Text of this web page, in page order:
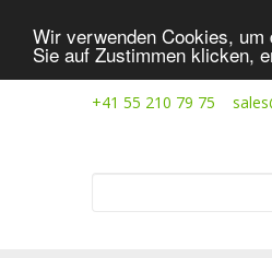
Wir verwenden Cookies,
Sie auf Zustimmen klicken,
+41 55 210 79 75